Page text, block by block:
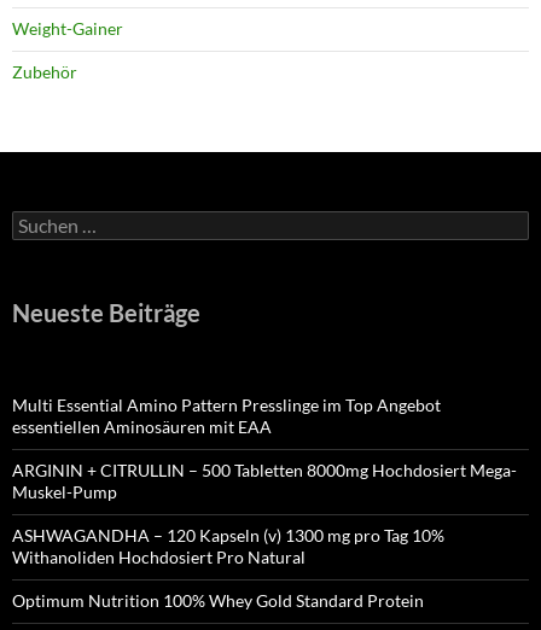
Weight-Gainer
Zubehör
Suchen
nach:
Neueste Beiträge
Multi Essential Amino Pattern Presslinge im Top Angebot
essentiellen Aminosäuren mit EAA
ARGININ + CITRULLIN – 500 Tabletten 8000mg Hochdosiert Mega-
Muskel-Pump
ASHWAGANDHA – 120 Kapseln (v) 1300 mg pro Tag 10%
Withanoliden Hochdosiert Pro Natural
Optimum Nutrition 100% Whey Gold Standard Protein